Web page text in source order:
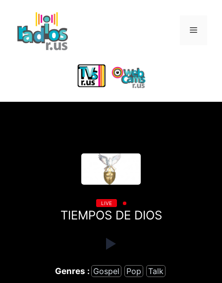
content
Menu
LIVE
TIEMPOS DE DIOS
Genres : Gospel Pop Talk